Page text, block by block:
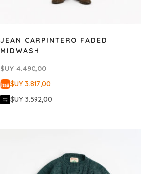
JEAN CARPINTERO FADED
MIDWASH
$UY 4.490,00
$UY 3.817,00
$UY 3.592,00